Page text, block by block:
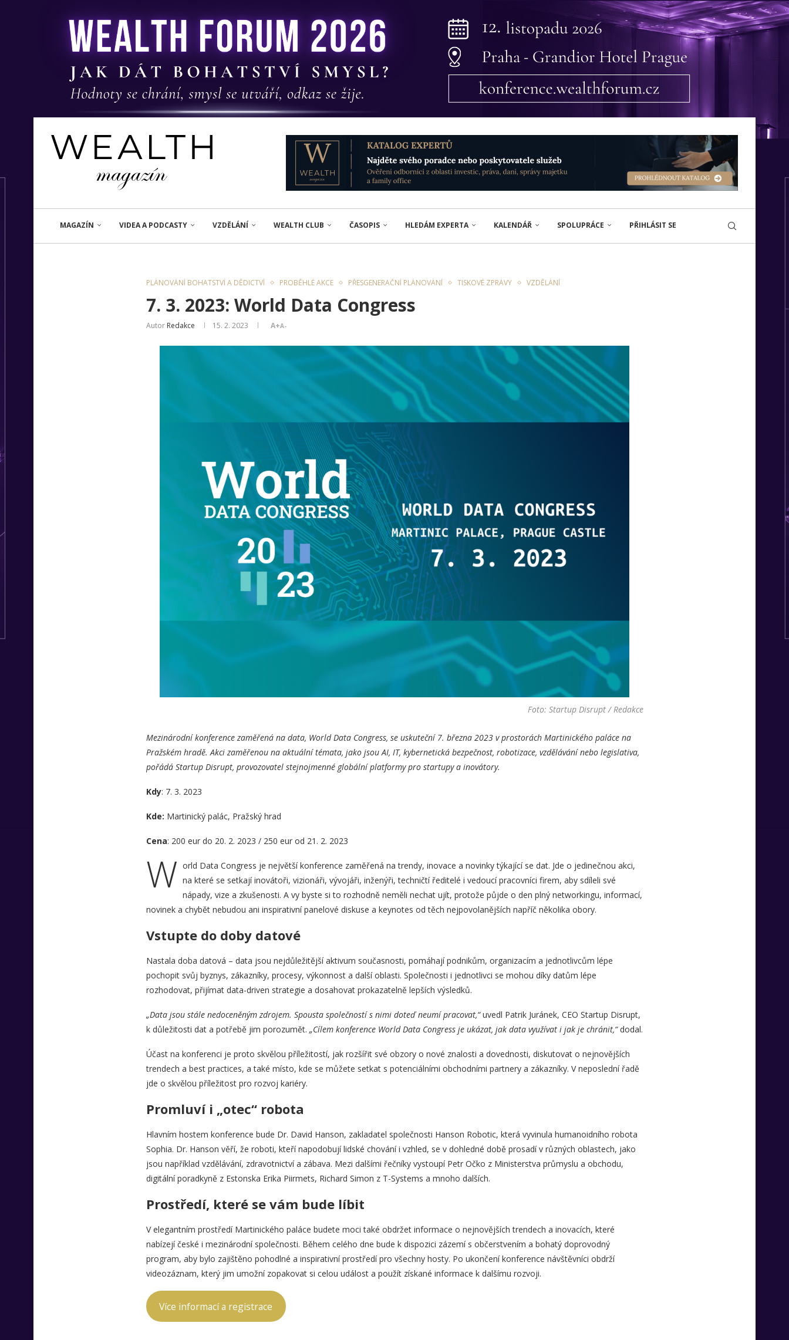
MAGAZÍN VIDEA A PODCASTY VZDĚLÁNÍ WEALTH CLUB ČASOPIS HLEDÁM EXPERTA KALENDÁŘ SPOLUPRÁCE PŘIHLÁSIT SE
PLÁNOVÁNÍ BOHATSTVÍ A DĚDICTVÍ PROBĚHLÉ AKCE PŘESGENERAČNÍ PLÁNOVÁNÍ TISKOVÉ ZPRÁVY VZDĚLÁNÍ
7. 3. 2023: World Data Congress
Autor Redakce 15. 2. 2023 A+A-
Foto: Startup Disrupt / Redakce
Mezinárodní konference zaměřená na data, World Data Congress, se uskuteční 7. března 2023 v prostorách Martinického paláce na
Pražském hradě. Akci zaměřenou na aktuální témata, jako jsou AI, IT, kybernetická bezpečnost, robotizace, vzdělávání nebo legislativa,
pořádá Startup Disrupt, provozovatel stejnojmenné globální platformy pro startupy a inovátory.
Kdy: 7. 3. 2023
Kde: Martinický palác, Pražský hrad
Cena: 200 eur do 20. 2. 2023 / 250 eur od 21. 2. 2023
W orld Data Congress je největší konference zaměřená na trendy, inovace a novinky týkající se dat. Jde o jedinečnou akci,
na které se setkají inovátoři, vizionáři, vývojáři, inženýři, techničtí ředitelé i vedoucí pracovníci firem, aby sdíleli své
nápady, vize a zkušenosti. A vy byste si to rozhodně neměli nechat ujít, protože půjde o den plný networkingu, informací,
novinek a chybět nebudou ani inspirativní panelové diskuse a keynotes od těch nejpovolanějších napříč několika obory.
Vstupte do doby datové
Nastala doba datová – data jsou nejdůležitější aktivum současnosti, pomáhají podnikům, organizacím a jednotlivcům lépe
pochopit svůj byznys, zákazníky, procesy, výkonnost a další oblasti. Společnosti i jednotlivci se mohou díky datům lépe
rozhodovat, přijímat data-driven strategie a dosahovat prokazatelně lepších výsledků.
„Data jsou stále nedoceněným zdrojem. Spousta společností s nimi doteď neumí pracovat,“uvedl Patrik Juránek, CEO Startup Disrupt,
k důležitosti dat a potřebě jim porozumět. „Cílem konference World Data Congress je ukázat, jak data využívat i jak je chránit,“dodal.
Účast na konferenci je proto skvělou příležitostí, jak rozšířit své obzory o nové znalosti a dovednosti, diskutovat o nejnovějších
trendech a best practices, a také místo, kde se můžete setkat s potenciálními obchodními partnery a zákazníky. V neposlední řadě
jde o skvělou příležitost pro rozvoj kariéry.
Promluví i „otec“ robota
Hlavním hostem konference bude Dr. David Hanson, zakladatel společnosti Hanson Robotic, která vyvinula humanoidního robota
Sophia. Dr. Hanson věří, že roboti, kteří napodobují lidské chování i vzhled, se v dohledné době prosadí v různých oblastech, jako
jsou například vzdělávání, zdravotnictví a zábava. Mezi dalšími řečníky vystoupí Petr Očko z Ministerstva průmyslu a obchodu,
digitální poradkyně z Estonska Erika Piirmets, Richard Simon z T-Systems a mnoho dalších.
Prostředí, které se vám bude líbit
V elegantním prostředí Martinického paláce budete moci také obdržet informace o nejnovějších trendech a inovacích, které
nabízejí české i mezinárodní společnosti. Během celého dne bude k dispozici zázemí s občerstvením a bohatý doprovodný
program, aby bylo zajištěno pohodlné a inspirativní prostředí pro všechny hosty. Po ukončení konference návštěvníci obdrží
videozáznam, který jim umožní zopakovat si celou událost a použít získané informace k dalšímu rozvoji.
Více informací a registrace